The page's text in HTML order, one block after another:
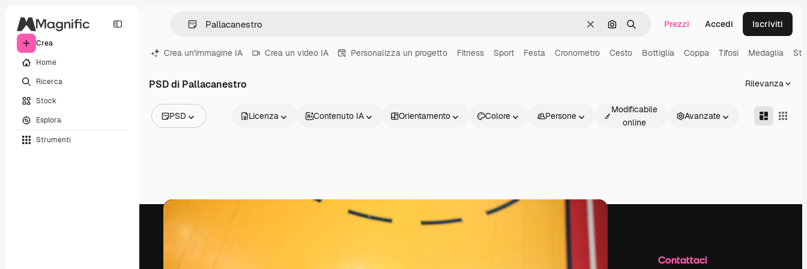
Crea
Home
Ricerca
Stock
Esplora
Strumenti
CancellaCerca per immagine
Ricerca Prezzi Accedi Iscriviti
Crea un'immagine IA Crea un video IA Personalizza un progetto Fitness Sport Festa Cronometro Cesto Bottiglia Coppa Tifosi Medaglia
PSD di Pallacanestro Rilevanza
PSD
Video
Motion graphic
Licenza Contenuto IA Orientamento Colore Persone
Modificabile
online
Avanzate
Azienda Contattaci